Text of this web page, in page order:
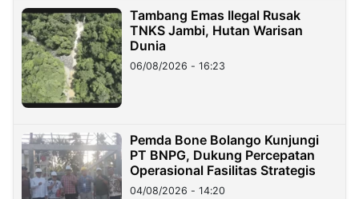
Tambang Emas Ilegal Rusak
TNKS Jambi, Hutan Warisan
Dunia
06/08/2026 - 16:23
Pemda Bone Bolango Kunjungi
PT BNPG, Dukung Percepatan
Operasional Fasilitas Strategis
04/08/2026 - 14:20